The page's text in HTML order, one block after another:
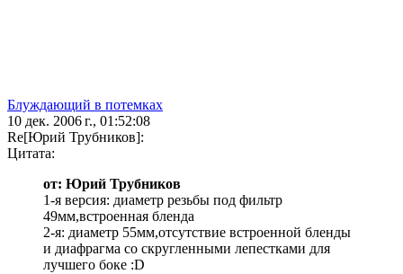
Блуждающий в потемках
10 дек. 2006 г., 01:52:08
Re[Юрий Трубников]:
Цитата:
от: Юрий Трубников
1-я версия: диаметр резьбы под фильтр
49мм,встроенная бленда
2-я: диаметр 55мм,отсутствие встроенной бленды
и диафрагма со скругленными лепестками для
лучшего боке :D